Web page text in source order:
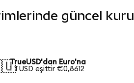
güncel kuru
TrueUSD'dan Euro'na
1 TUSD eşittir €0,8612